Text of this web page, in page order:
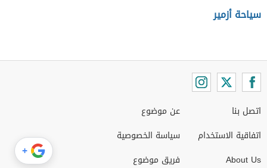
سياحة أزمير
اتصل بنا
اتفاقية الاستخدام
About Us
عن موضوع
سياسة الخصوصية
فريق موضوع
+